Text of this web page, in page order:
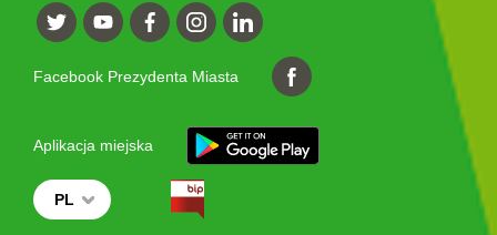
Facebook Prezydenta Miasta
Aplikacja miejska
PL